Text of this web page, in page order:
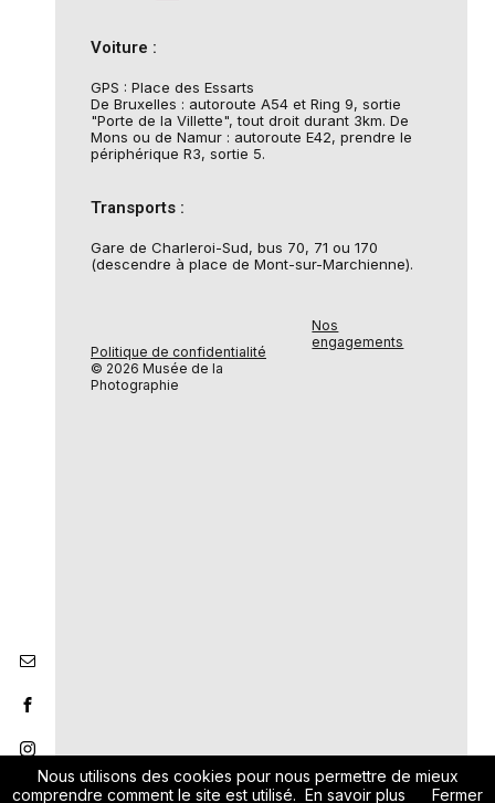
Voiture :
GPS : Place des Essarts
De Bruxelles : autoroute A54 et Ring 9, sortie
"Porte de la Villette", tout droit durant 3km. De
Mons ou de Namur : autoroute E42, prendre le
périphérique R3, sortie 5.
Transports :
Gare de Charleroi-Sud, bus 70, 71 ou 170
(descendre à place de Mont-sur-Marchienne).
Politique de confidentialité
© 2026 Musée de la
Photographie
Nos
engagements
Nous utilisons des cookies pour nous permettre de mieux
comprendre comment le site est utilisé. En savoir plus Fermer